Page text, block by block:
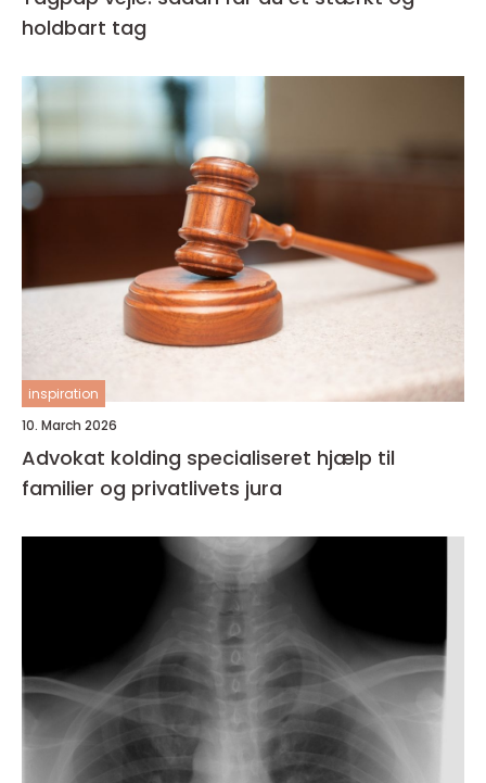
holdbart tag
inspiration
10. March 2026
Advokat kolding specialiseret hjælp til
familier og privatlivets jura